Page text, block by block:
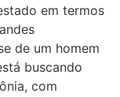
em termos
de um homem
buscando
com